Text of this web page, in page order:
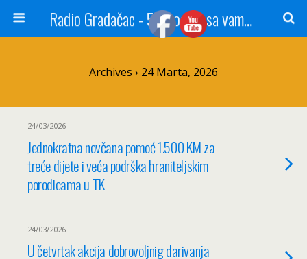
Radio Gradačac - 56 godina sa vama...
Archives › 24 Marta, 2026
24/03/2026
Jednokratna novčana pomoć 1.500 KM za
treće dijete i veća podrška hraniteljskim
porodicama u TK
24/03/2026
U četvrtak akcija dobrovoljnig darivanja